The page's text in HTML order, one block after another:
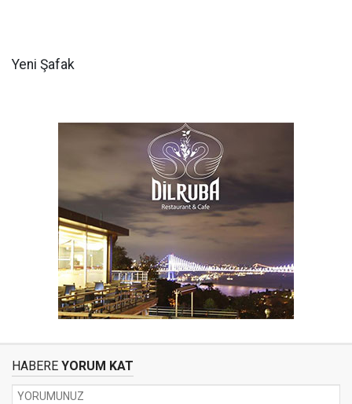
Yeni Şafak
HABERE YORUM KAT